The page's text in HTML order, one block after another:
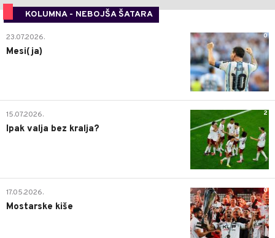
KOLUMNA - NEBOJŠA ŠATARA
0
23.07.2026.
Mesi(ja)
2
15.07.2026.
Ipak valja bez kralja?
0
17.05.2026.
Mostarske kiše